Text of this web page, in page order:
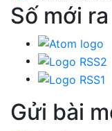
Số mới ra
Gửi bài